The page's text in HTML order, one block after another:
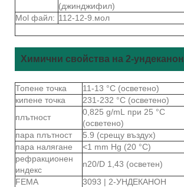
(джинджифил)
Mol файл: 112-12-9.мол
Химични свойства на 2-ундеканон
Топене точка
11-13 °C (осветено)
кипене точка
231-232 °C (осветено)
плътност
0,825 g/mL при 25 °C
(осветено)
пара плътност
5.9 (срещу въздух)
пара налягане
<1 mm Hg (20 °C)
рефракционен
индекс
n20/D 1,43 (осветен)
FEMA
3093 | 2-УНДЕКАНОН